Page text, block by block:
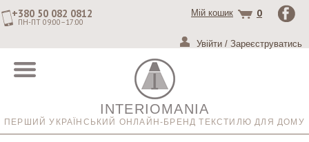
+380 50 082 0812
ПН-ПТ 09:00–17:00
Мій кошик 0
Увійти / Зареєструватись
INTERIOMANIA
ПЕРШИЙ УКРАЇНСЬКИЙ ОНЛАЙН-БРЕНД ТЕКСТИЛЮ ДЛЯ ДОМУ